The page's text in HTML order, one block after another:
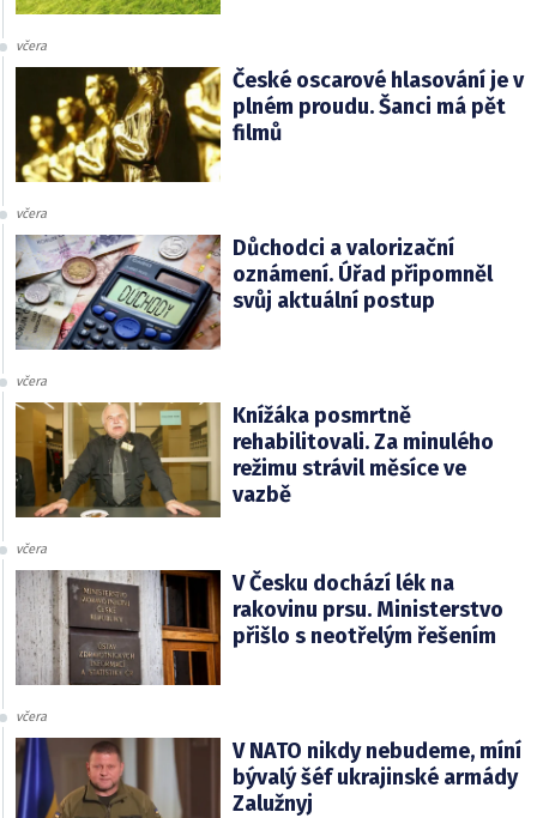
včera
České oscarové hlasování je v
plném proudu. Šanci má pět
filmů
včera
Důchodci a valorizační
oznámení. Úřad připomněl
svůj aktuální postup
včera
Knížáka posmrtně
rehabilitovali. Za minulého
režimu strávil měsíce ve
vazbě
včera
V Česku dochází lék na
rakovinu prsu. Ministerstvo
přišlo s neotřelým řešením
včera
V NATO nikdy nebudeme, míní
bývalý šéf ukrajinské armády
Zalužnyj